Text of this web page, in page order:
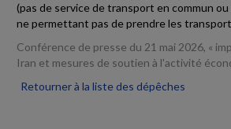
(pas de service de transport en commun
ne permettant pas de prendre les
Conférence de presse du 21 mai 2026, «
Iran et mesures de soutien à l'activité
Retourner à la liste des dépêches